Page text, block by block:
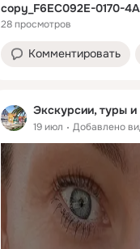
copy_F6EC092E-0170-
28 просмотров
Комментировать
Экскурсии, туры
19 июл Добавлено